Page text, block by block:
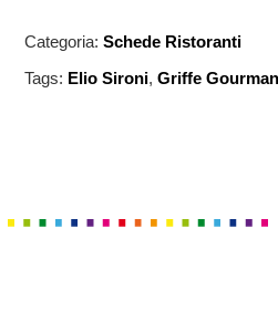
Categoria:Schede Ristoranti
Tags: Elio Sironi,Griffe